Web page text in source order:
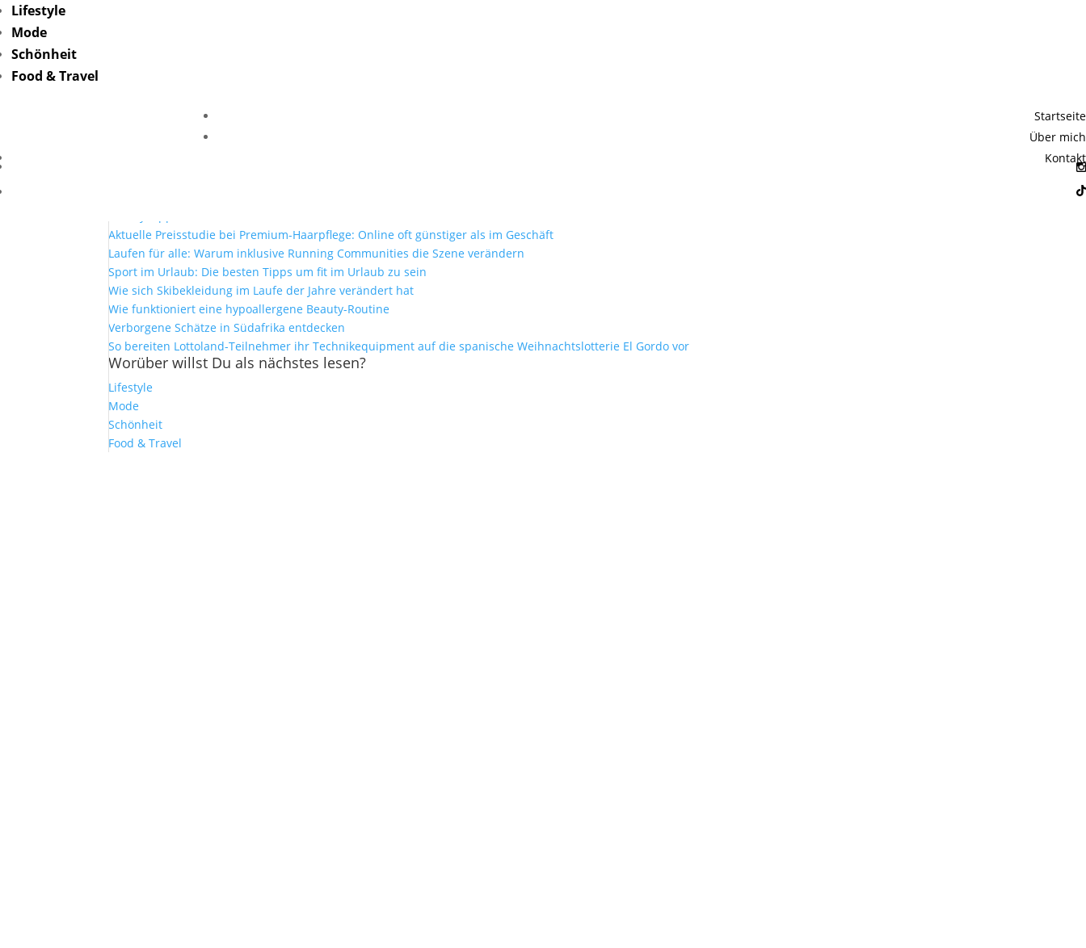
Lifestyle
Mode
Schönheit
Food & Travel
Startseite
Über mich
Kontakt
Aktuelle Preisstudie bei Premium-Haarpflege: Online oft günstiger als im Geschäft
Laufen für alle: Warum inklusive Running Communities die Szene verändern
Sport im Urlaub: Die besten Tipps um fit im Urlaub zu sein
Wie sich Skibekleidung im Laufe der Jahre verändert hat
Wie funktioniert eine hypoallergene Beauty-Routine
Verborgene Schätze in Südafrika entdecken
So bereiten Lottoland-Teilnehmer ihr Technikequipment auf die spanische Weihnachtslotterie El Gordo vor
Worüber willst Du als nächstes lesen?
Lifestyle
Mode
Schönheit
Food & Travel